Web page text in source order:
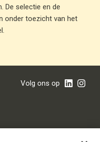
De selectie en de
onder toezicht van het
Volg ons op